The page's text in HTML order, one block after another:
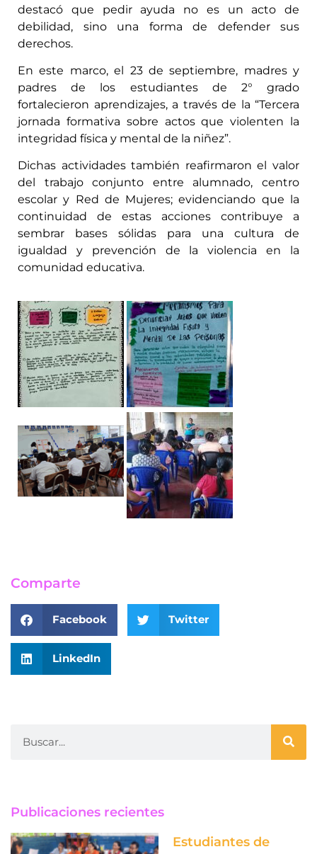
destacó que pedir ayuda no es un acto de
debilidad, sino una forma de defender sus
derechos.
En este marco, el 23 de septiembre, madres y
padres de los estudiantes de 2° grado
fortalecieron aprendizajes, a través de la “Tercera
jornada formativa sobre actos que violenten la
integridad física y mental de la niñez”.
Dichas actividades también reafirmaron el valor
del trabajo conjunto entre alumnado, centro
escolar y Red de Mujeres; evidenciando que la
continuidad de estas acciones contribuye a
sembrar bases sólidas para una cultura de
igualdad y prevención de la violencia en la
comunidad educativa.
Comparte
Facebook Twitter
LinkedIn
Publicaciones recientes
Estudiantes de